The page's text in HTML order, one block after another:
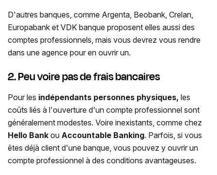
D'autres banques, comme Argenta, Beobank, Crelan,
Europabank et VDK banque proposent elles aussi des
comptes professionnels, mais vous devrez vous rendre
dans une agence pour en ouvrir un.
2. Peu voire pas de frais bancaires
Pour les indépendants personnes physiques, les
coûts liés à l'ouverture d'un compte professionnel sont
généralement modestes. Voire inexistants, comme chez
Hello Bank ou Accountable Banking. Parfois, si vous
êtes déjà client d'une banque, vous pouvez y ouvrir un
compte professionnel à des conditions avantageuses.